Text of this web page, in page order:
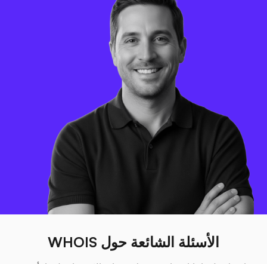
الأسئلة الشائعة حول WHOIS